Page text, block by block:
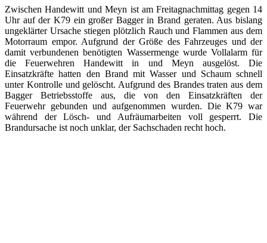
Zwischen Handewitt und Meyn ist am Freitagnachmittag gegen 14
Uhr auf der K79 ein großer Bagger in Brand geraten. Aus bislang
ungeklärter Ursache stiegen plötzlich Rauch und Flammen aus dem
Motorraum empor. Aufgrund der Größe des Fahrzeuges und der
damit verbundenen benötigten Wassermenge wurde Vollalarm für
die Feuerwehren Handewitt in und Meyn ausgelöst. Die
Einsatzkräfte hatten den Brand mit Wasser und Schaum schnell
unter Kontrolle und gelöscht. Aufgrund des Brandes traten aus dem
Bagger Betriebsstoffe aus, die von den Einsatzkräften der
Feuerwehr gebunden und aufgenommen wurden. Die K79 war
während der Lösch- und Aufräumarbeiten voll gesperrt. Die
Brandursache ist noch unklar, der Sachschaden recht hoch.